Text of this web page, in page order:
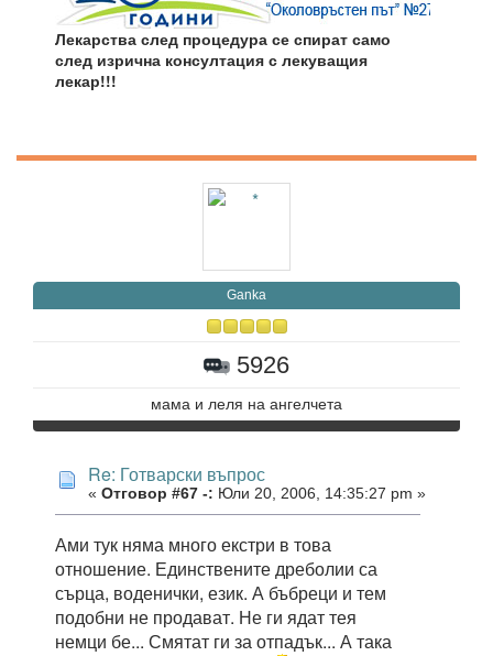
Лекарства след процедура се спират само
след изрична консултация с лекуващия
лекар!!!
Ganka
5926
мама и леля на ангелчета
Re: Готварски въпрос
« Отговор #67 -: Юли 20, 2006, 14:35:27 pm »
Ами тук няма много екстри в това
отношение. Единствените дреболии са
сърца, воденички, език. А бъбреци и тем
подобни не продават. Не ги ядат тея
немци бе... Смятат ги за отпадък... А така